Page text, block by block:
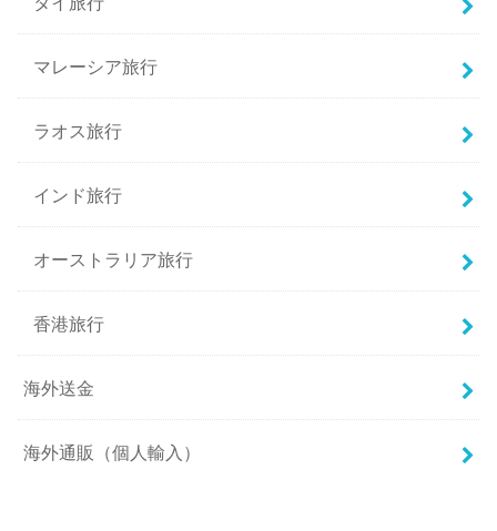
マレーシア旅行
ラオス旅行
インド旅行
オーストラリア旅行
香港旅行
海外送金
海外通販（個人輸入）